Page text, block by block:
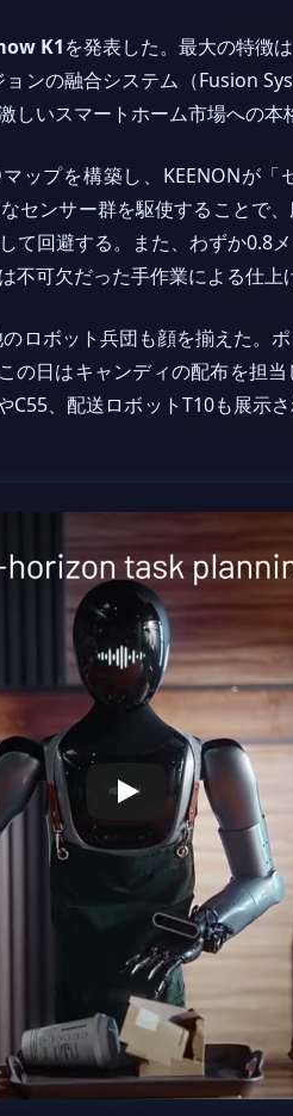
K1を発表した。最大の特徴
ンの融合システム（Fusion
いスマートホーム市場への本
ップを構築し、KEENONが
ンサー群を駆使することで
て回避する。また、わずか0.8
可欠だった手作業による仕上
ロボット兵団も顔を揃えた。
の日はキャンディの配布を担
C55、配送ロボットT10も展示